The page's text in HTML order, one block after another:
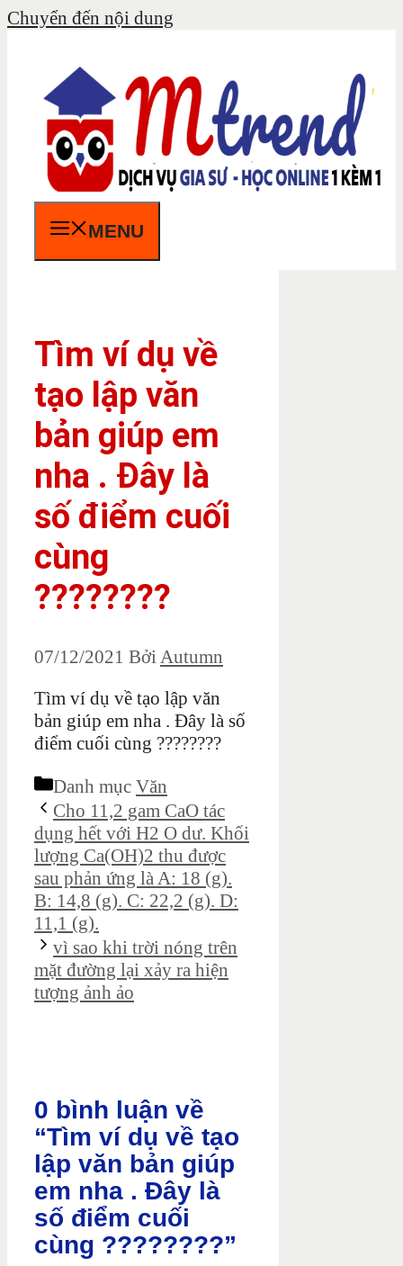
Chuyển đến nội dung
MENU
Tìm ví dụ về
tạo lập văn
bản giúp em
nha . Đây là
số điểm cuối
cùng
????????
07/12/2021 BởiAutumn
Tìm ví dụ về tạo lập văn
bản giúp em nha . Đây là số
điểm cuối cùng ????????
Danh mục Văn
Cho 11,2 gam CaO tác
dụng hết với H2 O dư. Khối
lượng Ca(OH)2 thu được
sau phản ứng là A: 18 (g).
B: 14,8 (g). C: 22,2 (g). D:
11,1 (g).
vì sao khi trời nóng trên
mặt đường lại xảy ra hiện
tượng ảnh ảo
0 bình luận về
“Tìm ví dụ về tạo
lập văn bản giúp
em nha . Đây là
số điểm cuối
cùng ????????”